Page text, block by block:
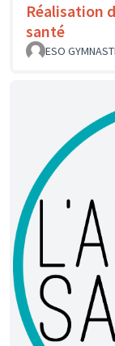
Réalisation
santé
ESO